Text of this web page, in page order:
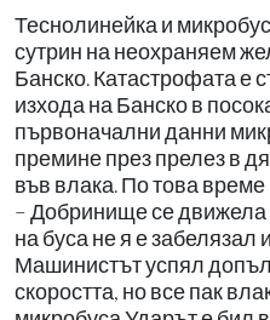
Теснолинейка и
сутрин на неохраняем
Банско. Катастрофата е
изхода на Банско в
първоначални данни
премине през прелез в
във влака. По това
– Добринище се
на буса не я е забелязал
Машинистът успял
скоростта, но все пак